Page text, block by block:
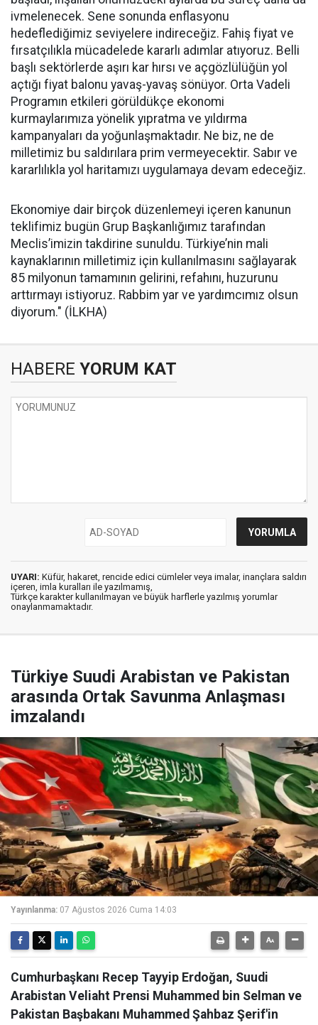
ivmelenecek. Sene sonunda enflasyonu
hedeflediğimiz seviyelere indireceğiz. Fahiş fiyat ve
fırsatçılıkla mücadelede kararlı adımlar atıyoruz. Belli
başlı sektörlerde aşırı kar hırsı ve açgözlülüğün yol
açtığı fiyat balonu yavaş-yavaş sönüyor. Orta Vadeli
Programın etkileri görüldükçe ekonomi
kurmaylarımıza yönelik yıpratma ve yıldırma
kampanyaları da yoğunlaşmaktadır. Ne biz, ne de
milletimiz bu saldırılara prim vermeyecektir. Sabır ve
kararlılıkla yol haritamızı uygulamaya devam edeceğiz.
Ekonomiye dair birçok düzenlemeyi içeren kanunun
teklifimiz bugün Grup Başkanlığımız tarafından
Meclis’imizin takdirine sunuldu. Türkiye’nin mali
kaynaklarının milletimiz için kullanılmasını sağlayarak
85 milyonun tamamının gelirini, refahını, huzurunu
arttırmayı istiyoruz. Rabbim yar ve yardımcımız olsun
diyorum." (İLKHA)
HABERE YORUM KAT
UYARI: Küfür, hakaret, rencide edici cümleler veya imalar, inançlara saldırı
içeren, imla kuralları ile yazılmamış,
Türkçe karakter kullanılmayan ve büyük harflerle yazılmış yorumlar
onaylanmamaktadır.
Türkiye Suudi Arabistan ve Pakistan
arasında Ortak Savunma Anlaşması
imzalandı
Yayınlanma: 07 Ağustos 2026 Cuma 14:03
Cumhurbaşkanı Recep Tayyip Erdoğan, Suudi
Arabistan Veliaht Prensi Muhammed bin Selman ve
Pakistan Başbakanı Muhammed Şahbaz Şerif'in